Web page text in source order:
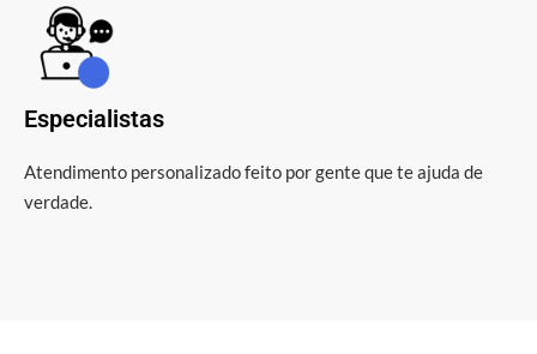
Especialistas
Atendimento personalizado feito por gente que te ajuda de
verdade.